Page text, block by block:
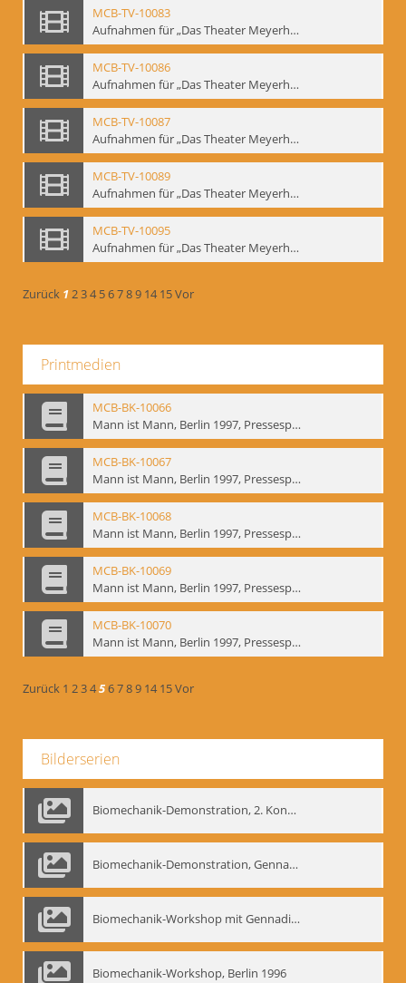
MCB-TV-10083
Aufnahmen für „Das Theater Meyerholds und die Biomechanik“ (1). Demonstration der Etüde „Die Ohrfeige“ in verschiedenen Variationen, Ausschnitt 1 - Interne Signatur: BM-vid-1_A1
MCB-TV-10086
Aufnahmen für „Das Theater Meyerholds und die Biomechanik“ (2). Demonstration der Etüde „Die Ohrfeige“ in verschiedenen Variationen, Ausschnitt 1 - Interne Signatur: BM-vid-2_A1
MCB-TV-10087
Aufnahmen für „Das Theater Meyerholds und die Biomechanik“ (2). Demonstration der Etüde „Die Ohrfeige“ in verschiedenen Variationen, Ausschnitt 2 - Interne Signatur: BM-vid-2_A2
MCB-TV-10089
Aufnahmen für „Das Theater Meyerholds und die Biomechanik“ (3). Etüde „Der Dolchstoß“, Ausschnitt 1 - Interne Signatur: BM-vid-3_A1
MCB-TV-10095
Aufnahmen für „Das Theater Meyerholds und die Biomechanik“ (6). Biomechanische Grundelemente und szenische Umsetzung, Ausschnitt 1 - Interne Signatur: BM-vid-6_A1
Zurück 1234 56789 14 15Vor
Printmedien
MCB-BK-10066
Mann ist Mann, Berlin 1997, Pressespiegel - interne Signatur: BM-prt-262-14
MCB-BK-10067
Mann ist Mann, Berlin 1997, Pressespiegel - interne Signatur: BM-prt-262-15
MCB-BK-10068
Mann ist Mann, Berlin 1997, Pressespiegel - interne Signatur: BM-prt-262-16
MCB-BK-10069
Mann ist Mann, Berlin 1997, Pressespiegel - interne Signatur: BM-prt-262-17
MCB-BK-10070
Mann ist Mann, Berlin 1997, Pressespiegel - interne Signatur: BM-prt-262-18
Zurück 1 23456789 14 15Vor
Bilderserien
Biomechanik-Demonstration, 2. Kongress der EMF, Mai 1995
Biomechanik-Demonstration, Gennadij Bogdanow im Berliner Ensemble, 04.10.1991
Biomechanik-Workshop mit Gennadij Nikolajewitsch Bogdanow im Mime Centrum Berlin, 1991
Biomechanik-Workshop, Berlin 1996